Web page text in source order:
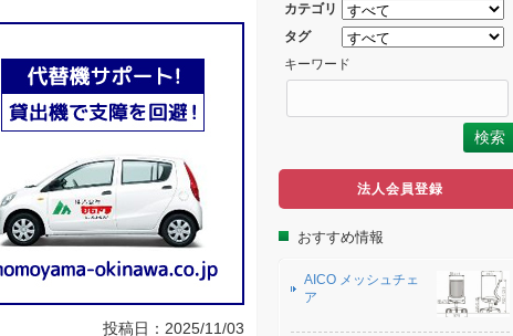
投稿日： 2025/11/03
カテゴリ
タグ
キーワード
法人会員登録
おすすめ情報
AICO メッシュチェ
ア